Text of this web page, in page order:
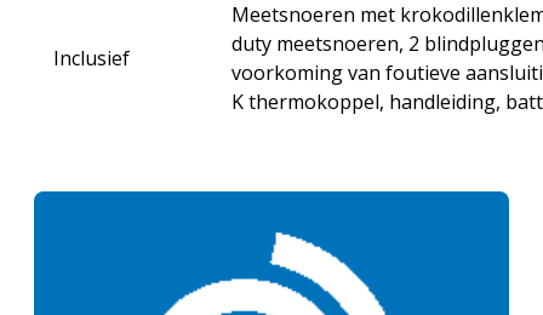
Inclusief
Meetsnoeren met
duty meetsnoeren, 2
voorkoming van foutieve
K thermokoppel, handleiding,